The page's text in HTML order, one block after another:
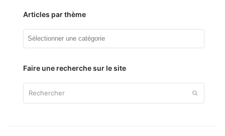
Articles par thème
Articles
Faire une recherche sur le site